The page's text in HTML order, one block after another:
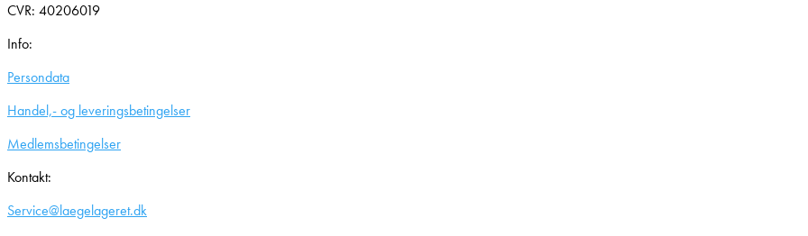
CVR: 40206019
Info:
Persondata
Handel,- og leveringsbetingelser
Medlemsbetingelser
Kontakt:
Service@laegelageret.dk